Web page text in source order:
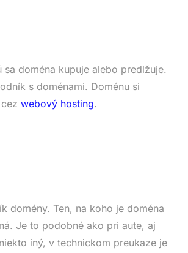
sa doména kupuje alebo predlžuje.
s doménami. Doménu si
webový hosting.
domény. Ten, na koho je doména
Je to podobné ako pri aute, aj
iný, v technickom preukaze je